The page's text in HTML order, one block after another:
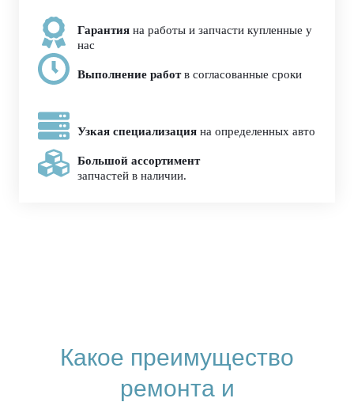
Гарантия на работы и запчасти купленные у
нас
Выполнение работв согласованные сроки
Узкая специализация на определенных авто
Большой ассортимент
запчастей в наличии.
Какое преимущество
ремонта и